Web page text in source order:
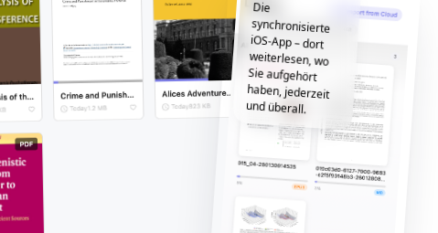
Die
synchronisierte
iOS-App – dort
weiterlesen, wo
Sie aufgehört
haben, jederzeit
und überall.